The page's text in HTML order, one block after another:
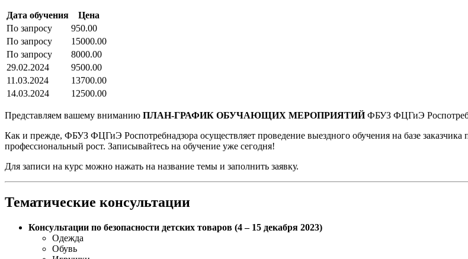
Дата обучения
Цена
По запросу
950.00
По запросу
15000.00
По запросу
8000.00
29.02.2024
9500.00
11.03.2024
13700.00
14.03.2024
12500.00
Представляем вашему вниманию ПЛАН-ГРАФИК ОБУЧАЮЩИХ МЕРОПРИЯТИЙФБУЗ ФЦГиЭ
Как и прежде, ФБУЗ ФЦГиЭ Роспотребнадзора осуществляет проведение выездного обучения на базе
профессиональный рост. Записывайтесь на обучение уже сегодня!
Для записи на курс можно нажать на название темы и заполнить заявку.
Тематические консультации
Консультации по безопасности детских товаров (4 – 15 декабря 2023)
Одежда
Обувь